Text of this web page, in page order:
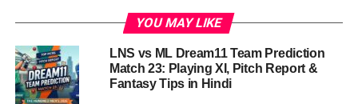
RCB vs KKR Dream11 Team IPL 2026 Match 57
पिच रिपोर्ट: शहीद वीर नारायण सिंह स्टेडियम, रायपुर
टीमों का हालिया प्रदर्शन और पॉइंट्स टेबल की स्थिति
YOU MAY LIKE
LNS vs ML Dream11 Team Prediction
Match 23: Playing XI, Pitch Report &
Fantasy Tips in Hindi